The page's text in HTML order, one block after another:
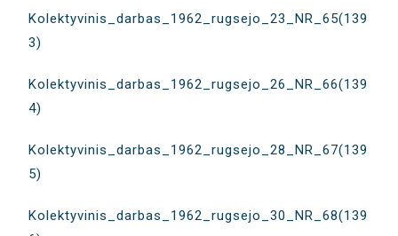
Kolektyvinis_darbas_1962_rugsejo_23_NR_65(139
3)
Kolektyvinis_darbas_1962_rugsejo_26_NR_66(139
4)
Kolektyvinis_darbas_1962_rugsejo_28_NR_67(139
5)
Kolektyvinis_darbas_1962_rugsejo_30_NR_68(139